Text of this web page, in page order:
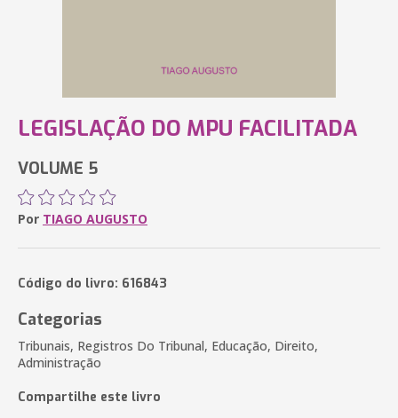
LEGISLAÇÃO DO MPU FACILITADA
VOLUME 5
Por TIAGO AUGUSTO
Código do livro: 616843
Categorias
Tribunais, Registros Do Tribunal, Educação, Direito,
Administração
Compartilhe este livro